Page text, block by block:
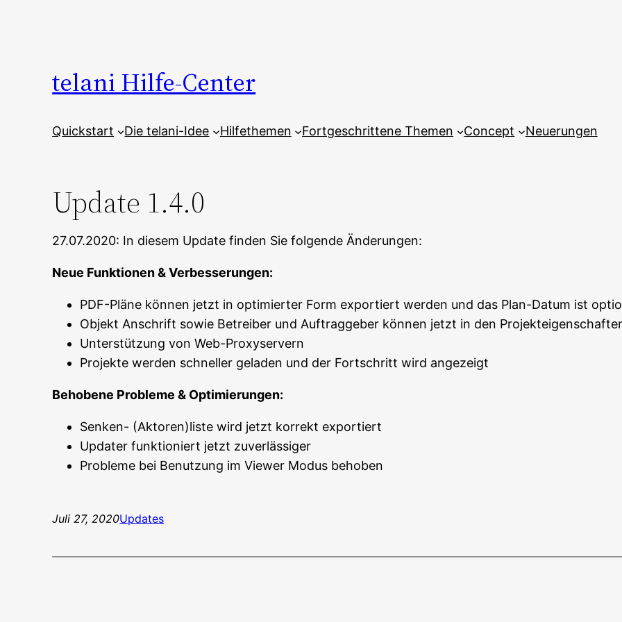
telani Hilfe-Center
Quickstart Die telani-Idee Hilfethemen Fortgeschrittene Themen Concept Neuerungen
Update 1.4.0
27.07.2020: In diesem Update finden Sie folgende Änderungen:
Neue Funktionen & Verbesserungen:
PDF-Pläne können jetzt in optimierter Form exportiert werden und das Plan-Datum ist
Objekt Anschrift sowie Betreiber und Auftraggeber können jetzt in den
Unterstützung von Web-Proxyservern
Projekte werden schneller geladen und der Fortschritt wird angezeigt
Behobene Probleme & Optimierungen:
Senken- (Aktoren)liste wird jetzt korrekt exportiert
Updater funktioniert jetzt zuverlässiger
Probleme bei Benutzung im Viewer Modus behoben
Juli 27, 2020Updates